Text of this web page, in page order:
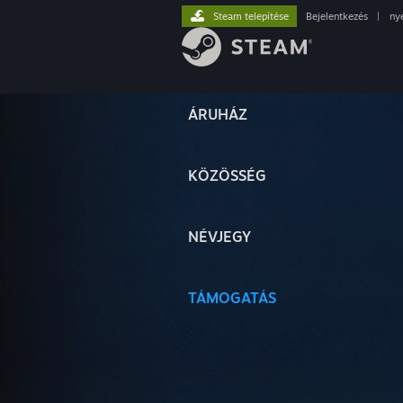
ÁRUHÁZ
KÖZÖSSÉG
NÉVJEGY
TÁMOGATÁS
Steam telepítése Bejelentkezés